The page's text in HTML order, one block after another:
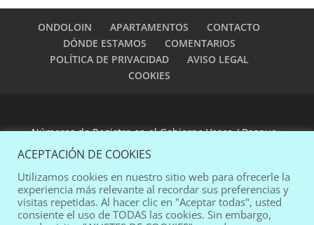
Números de Registro en el Gobierno Vasco / Basque
Government Registration Numbers:
web design:pablomad
ONDOLOIN APARTAMENTOS
CONTACTO
DÓNDE ESTAMOS
COMENTARIOS
POLÍTICA DE PRIVACIDAD
AVISO LEGAL
COOKIES
ACEPTACIÓN DE COOKIES
Utilizamos cookies en nuestro sitio web para ofrecerle la
experiencia más relevante al recordar sus preferencias y
visitas repetidas. Al hacer clic en "Aceptar todas", usted
consiente el uso de TODAS las cookies. Sin embargo,